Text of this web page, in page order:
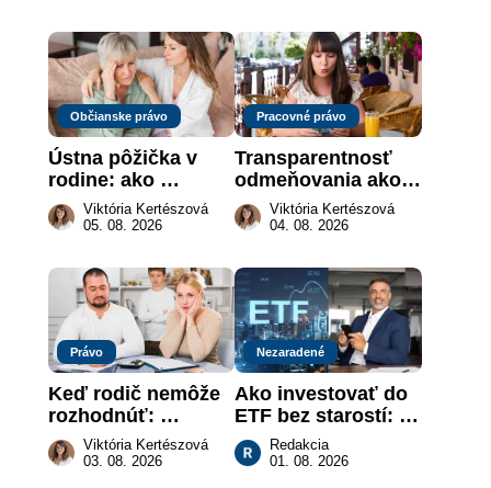
Občianske právo
Ústna pôžička v
rodine: ako
vymôcť peniaze,
keď na papieri nie
Viktória Kertészová
05. 08. 2026
Pracovné právo
Transparentnosť
odmeňovania ako
právna povinnosť:
revolúcia na
práce
Viktória Kertészová
04. 08. 2026
Právo
Keď rodič nemôže
rozhodnúť:
nahradenie prejavu
vôle súdom v
Viktória Kertészová
03. 08. 2026
Nezaradené
Ako investovať do
ETF bez starostí:
Investičné plány,
ktoré urobia prácu
Redakcia
01. 08. 2026